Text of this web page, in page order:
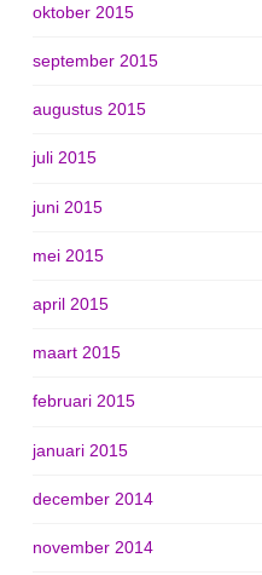
oktober 2015
september 2015
augustus 2015
juli 2015
juni 2015
mei 2015
april 2015
maart 2015
februari 2015
januari 2015
december 2014
november 2014